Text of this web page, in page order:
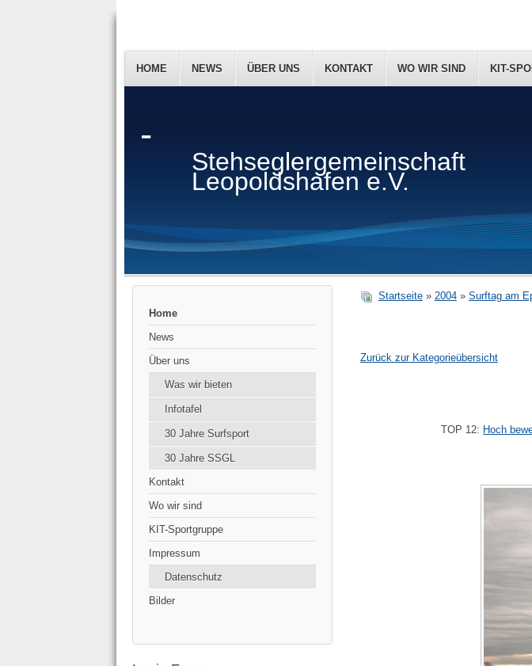
-
Stehseglergemeinschaft
Leopoldshafen e.V.
HOME NEWS ÜBER UNS KONTAKT WO WIR SIND KIT-
Home
News
Über uns
Was wir bieten
Infotafel
30 Jahre Surfsport
30 Jahre SSGL
Kontakt
Wo wir sind
KIT-Sportgruppe
Impressum
Datenschutz
Bilder
Startseite» 2004» Surftag am
Zurück zur Kategorieübersicht
TOP 12: Hoch